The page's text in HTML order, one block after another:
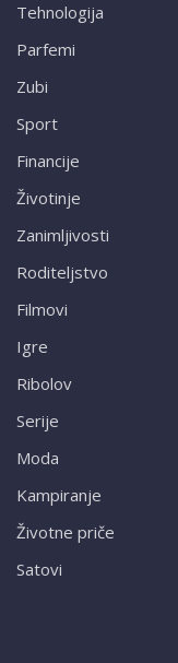
Tehnologija
Parfemi
Zubi
Sport
Financije
Životinje
Zanimljivosti
Roditeljstvo
Filmovi
Igre
Ribolov
Serije
Moda
Kampiranje
Životne priče
Satovi